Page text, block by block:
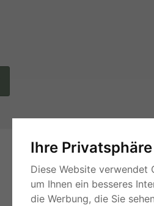
Ihre
Diese Website verwendet
um Ihnen ein besseres
die Werbung, die Sie